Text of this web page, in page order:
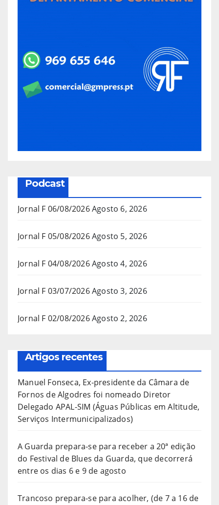
Podcast
Jornal F 06/08/2026Agosto 6, 2026
Jornal F 05/08/2026Agosto 5, 2026
Jornal F 04/08/2026Agosto 4, 2026
Jornal F 03/07/2026Agosto 3, 2026
Jornal F 02/08/2026Agosto 2, 2026
Artigos recentes
Manuel Fonseca, Ex-presidente da Câmara de
Fornos de Algodres foi nomeado Diretor
Delegado APAL-SIM (Águas Públicas em Altitude,
Serviços Intermunicipalizados)
A Guarda prepara-se para receber a 20ª edição
do Festival de Blues da Guarda, que decorrerá
entre os dias 6 e 9 de agosto
Trancoso prepara-se para acolher, (de 7 a 16 de